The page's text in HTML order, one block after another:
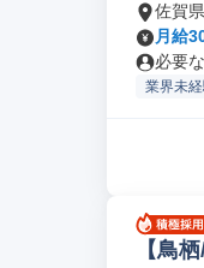
佐賀
月給
必要
業界未
【鳥